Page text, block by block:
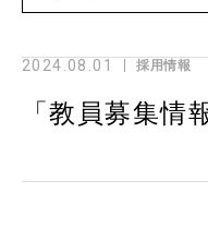
2024.08.01 採用情報
「教員募集情